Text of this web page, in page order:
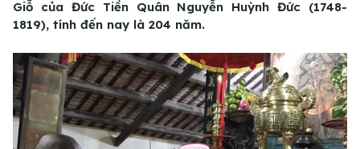
Giỗ của Đức Tiền Quân Nguyễn Huỳnh Đức (1748-
1819), tính đến nay là 204 năm.